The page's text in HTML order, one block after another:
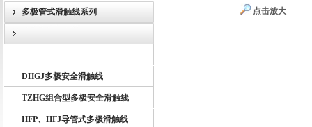
扬州市天翔电气有限公司
多极管式滑触线系列
DHG多极滑触线
DHGJ多极安全滑触线
TZHG组合型多极安全滑触线
HFP、HFJ导管式多极滑触线
点击放大